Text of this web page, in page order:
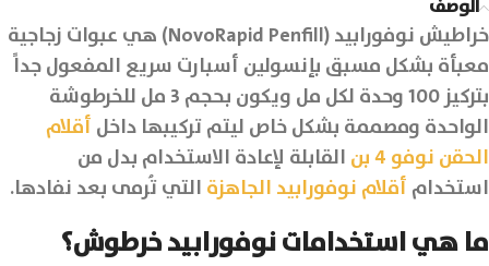
الوصف
خراطيش نوفورابيد (NovoRapid Penfill) هي عبوات زجاجية
معبأة بشكل مسبق بإنسولين أسبارت سريع المفعول جداً
بتركيز 100 وحدة لكل مل ويكون بحجم 3 مل للخرطوشة
الواحدة ومصممة بشكل خاص ليتم تركيبها داخل أقلام
الحقن نوفو 4 بن
القابلة لإعادة الاستخدام بدل من
استخدام أقلام نوفورابيد الجاهزة التي تُرمى بعد نفادها.
ما هي استخدامات نوفورابيد خرطوش؟